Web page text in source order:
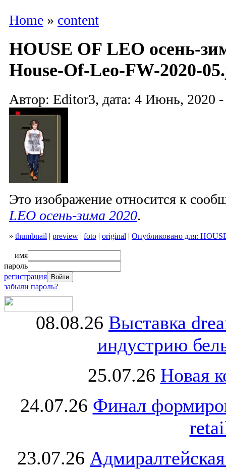
Home » content
HOUSE OF LEO осень-
House-Of-Leo-FW-2020-
Автор: Editor3, дата: 4 Июнь, 2020
Это изображение относится к
LEO осень-зима 2020.
» thumbnail | preview | foto | original | Опубликовано для:
имя
пароль
регистрация
забыли пароль?
08.08.26 Выставка
индустрию
25.07.26 Новая
24.07.26 Финал
23.07.26